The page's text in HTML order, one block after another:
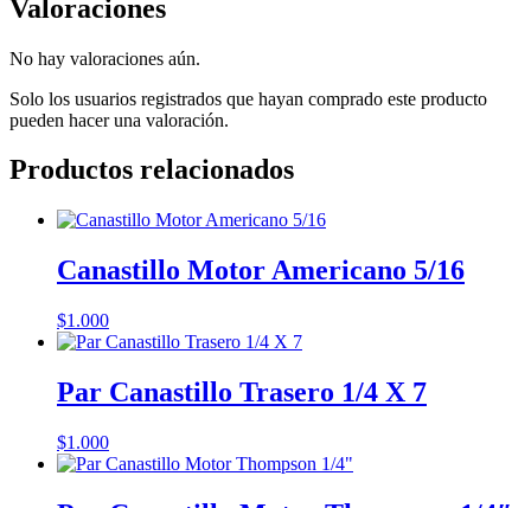
Valoraciones
No hay valoraciones aún.
Solo los usuarios registrados que hayan comprado este producto
pueden hacer una valoración.
Productos relacionados
Canastillo Motor Americano 5/16
$1.000
Par Canastillo Trasero 1/4 X 7
$1.000